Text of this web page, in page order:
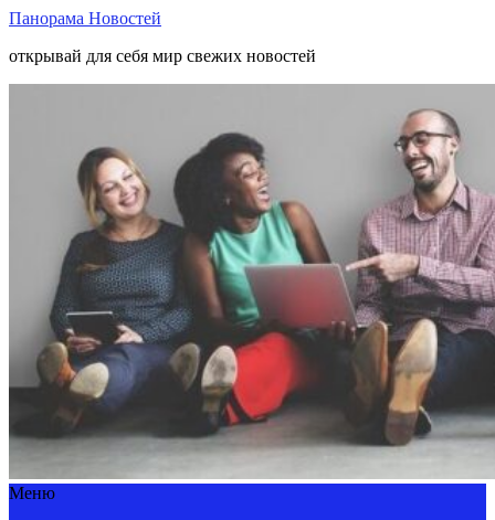
Панорама Новостей
открывай для себя мир свежих новостей
Меню